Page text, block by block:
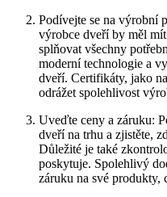
Podívejte se na výrobní
výrobce dveří by měl
splňovat všechny
moderní technologie a
dveří. Certifikáty, jako
odrážet spolehlivost
Uveďte ceny a záruku:
dveří na trhu a zjistěte,
Důležité je také
poskytuje. Spolehlivý
záruku na své produkty,